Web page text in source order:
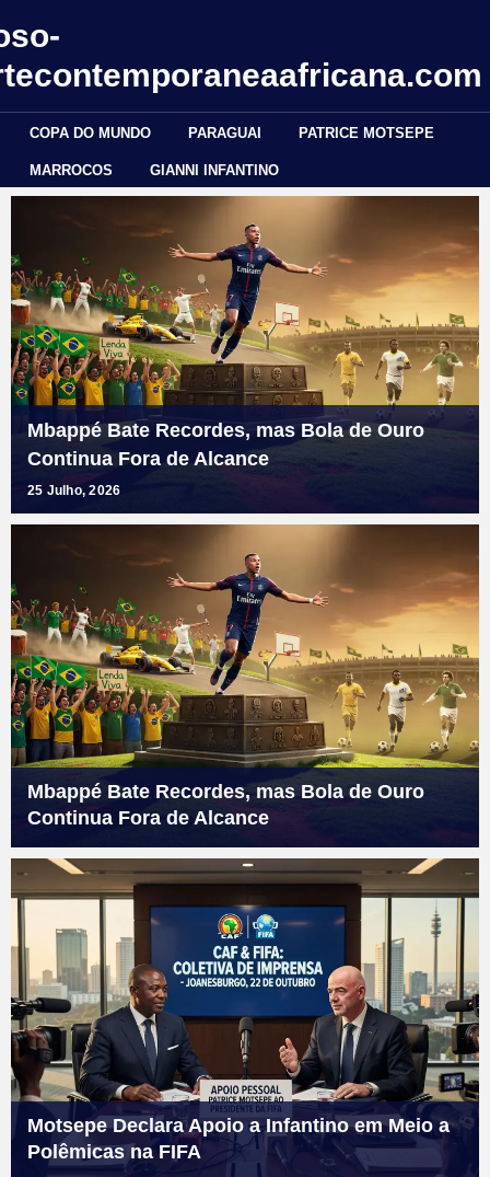
COPA DO MUNDO PARAGUAI PATRICE MOTSEPE
MARROCOS GIANNI INFANTINO
Mbappé Bate Recordes, mas Bola de Ouro
Continua Fora de Alcance
25 Julho, 2026
Mbappé Bate Recordes, mas Bola de Ouro
Continua Fora de Alcance
Motsepe Declara Apoio a Infantino em Meio a
Polêmicas na FIFA